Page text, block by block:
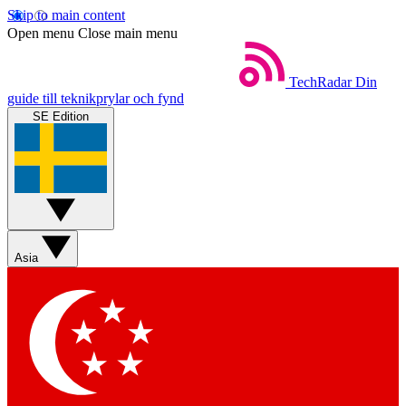
Skip to main content
Open menu Close main menu
TechRadar Din
guide till teknikprylar och fynd
SE Edition
Asia